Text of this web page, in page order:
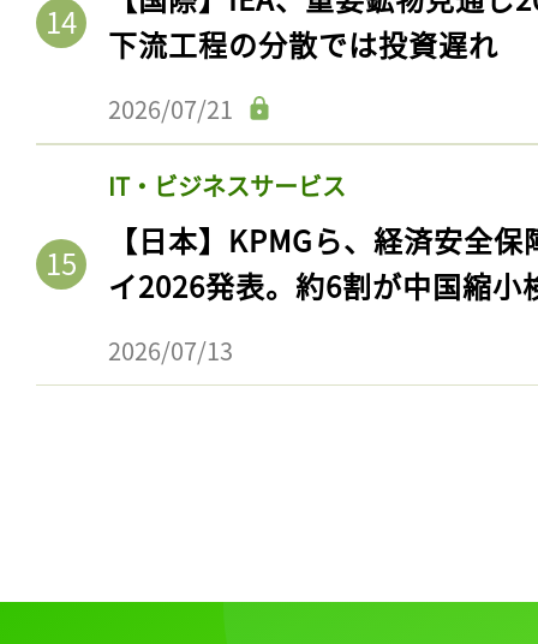
下流工程の分散では投資遅れ
2026/07/21
IT・ビジネスサービス
【日本】KPMGら、経済安全
イ2026発表。約6割が中国縮小
2026/07/13